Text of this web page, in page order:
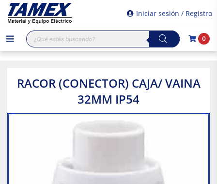
Iniciar sesión / Registro
Búsqueda
de
productos
0
RACOR (CONECTOR) CAJA/ VAINA
32MM IP54